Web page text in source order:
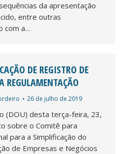
da apresentação
entre outras
com a…
DE REGISTRO DE
REGULAMENTAÇÃO
26 de julho de 2019
(DOU) desta terça-feira, 23,
sobre o Comitê para
para a Simplificação do
de Empresas e Negócios